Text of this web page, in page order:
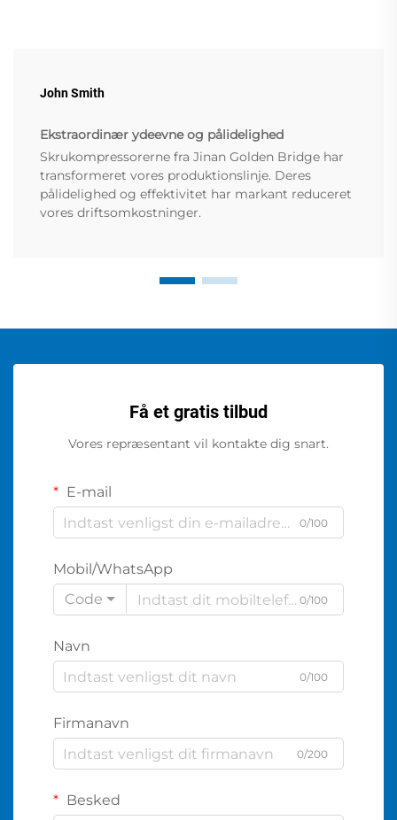
John Smith
Ekstraordinær ydeevne og pålidelighed
Skrukompressorerne fra Jinan Golden Bridge har
transformeret vores produktionslinje. Deres
pålidelighed og effektivitet har markant reduceret
vores driftsomkostninger.
Få et gratis tilbud
Vores repræsentant vil kontakte dig snart.
E-mail
0/100
Mobil/WhatsApp
Code
0/100
Navn
0/100
Firmanavn
0/200
Besked